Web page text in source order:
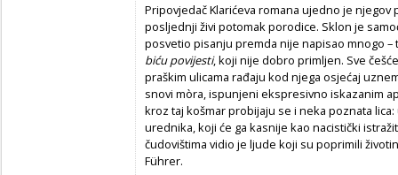
Pripovjedač Klarićeva romana ujedno je
posljednji živi potomak porodice. Sklon je
posvetio pisanju premda nije napisao mnogo
biću povijesti, koji nije dobro primljen. Sve
praškim ulicama rađaju kod njega osjećaj
snovi mòra, ispunjeni ekspresivno iskazanim
kroz taj košmar probijaju se i neka poznata
urednika, koji će ga kasnije kao nacistički
čudovištima vidio je ljude koji su poprimili
Führer.